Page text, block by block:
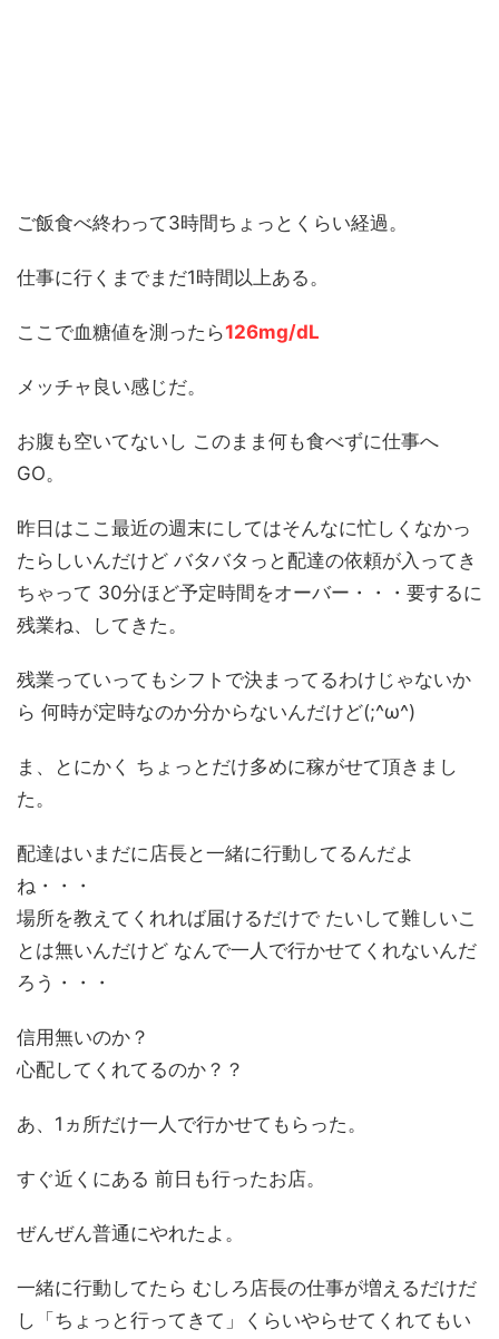
ご飯食べ終わって3時間ちょっとくらい経過。
仕事に行くまでまだ1時間以上ある。
ここで血糖値を測ったら126mg/dL
メッチャ良い感じだ。
お腹も空いてないし このまま何も食べずに仕事へ
GO。
昨日はここ最近の週末にしてはそんなに忙しくなかっ
たらしいんだけど バタバタっと配達の依頼が入ってき
ちゃって 30分ほど予定時間をオーバー・・・要するに
残業ね、してきた。
残業っていってもシフトで決まってるわけじゃないか
ら 何時が定時なのか分からないんだけど(;^ω^)
ま、とにかく ちょっとだけ多めに稼がせて頂きまし
た。
配達はいまだに店長と一緒に行動してるんだよ
ね・・・
場所を教えてくれれば届けるだけで たいして難しいこ
とは無いんだけど なんで一人で行かせてくれないんだ
ろう・・・
信用無いのか？
心配してくれてるのか？？
あ、1ヵ所だけ一人で行かせてもらった。
すぐ近くにある 前日も行ったお店。
ぜんぜん普通にやれたよ。
一緒に行動してたら むしろ店長の仕事が増えるだけだ
し「ちょっと行ってきて」くらいやらせてくれてもい